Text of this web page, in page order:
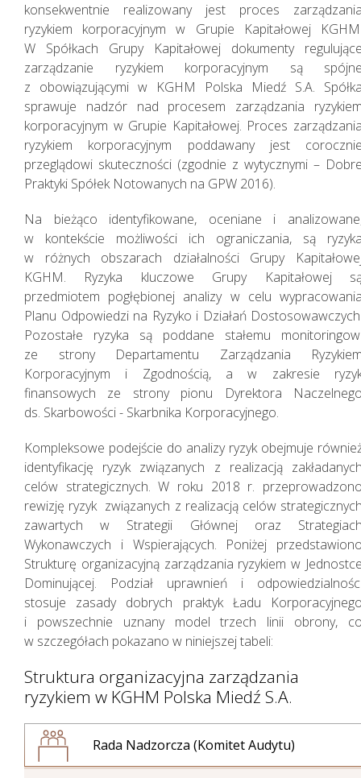
Zasady zarządzania
Nasza Strategia
konsekwentnie realizowany jest proces
ryzykiem korporacyjnym w Grupie Kapitałowej
W Spółkach Grupy Kapitałowej dokumenty
zarządzanie ryzykiem korporacyjnym są
z obowiązującymi w KGHM Polska Miedź S.A.
sprawuje nadzór nad procesem zarządzania
korporacyjnym w Grupie Kapitałowej. Proces
ryzykiem korporacyjnym poddawany jest
przeglądowi skuteczności (zgodnie z wytycznymi –
Praktyki Spółek Notowanych na GPW 2016).
Na bieżąco identyfikowane, oceniane i
w kontekście możliwości ich ograniczania, są
w różnych obszarach działalności Grupy
KGHM. Ryzyka kluczowe Grupy Kapitałowej
przedmiotem pogłębionej analizy w celu
Planu Odpowiedzi na Ryzyko i Działań
Pozostałe ryzyka są poddane stałemu
ze strony Departamentu Zarządzania
Korporacyjnym i Zgodnością, a w zakresie
finansowych ze strony pionu Dyrektora
ds. Skarbowości - Skarbnika Korporacyjnego.
Kompleksowe podejście do analizy ryzyk obejmuje
identyfikację ryzyk związanych z realizacją
celów strategicznych. W roku 2018 r.
rewizję ryzyk związanych z realizacją celów
zawartych w Strategii Głównej oraz
Wykonawczych i Wspierających. Poniżej
Strukturę organizacyjną zarządzania ryzykiem w
Dominującej. Podział uprawnień i
stosuje zasady dobrych praktyk Ładu
i powszechnie uznany model trzech linii obrony,
w szczegółach pokazano w niniejszej tabeli:
Struktura organizacyjna zarządzania
ryzykiem w KGHM Polska Miedź S.A.
Rada Nadzorcza (Komitet Audytu)